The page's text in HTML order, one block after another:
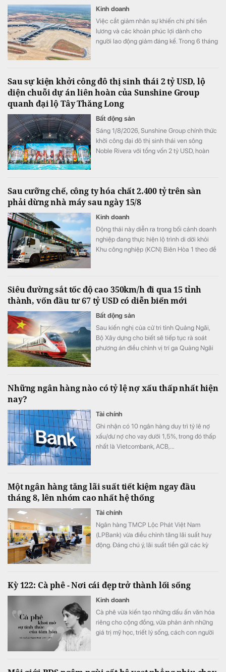
Kinh doanh
Việc cắt giảm nhân sự khiến chi phí tiền
lương và các khoản phúc lợi dành cho
người lao động giảm đáng kể. Trong 6 tháng
Sau sự kiện khởi công đô thị sinh thái 2 tỷ USD, lộ
diện chuỗi dự án liên hoàn của Sunshine Group
quanh đại lộ Tây Thăng Long
Bất động sản
Sáng 1/8/2026, Sunshine Group chính thức
khởi công đại đô thị sinh thái ven sông
Noble Rivera với tổng vốn 2 tỷ USD, hoàn
Sau cưỡng chế, công ty hóa chất 2.400 tỷ trên sàn
phải dừng nhà máy sau ngày 15/8
Kinh doanh
Động thái này diễn ra trong bối cảnh doanh
nghiệp đang thực hiện lộ trình di dời khỏi
Khu công nghiệp (KCN) Biên Hòa 1 theo đề
Siêu đường sắt tốc độ cao 350km/h đi qua 15 tỉnh
thành, vốn đầu tư 67 tỷ USD có diễn biến mới
Bất động sản
Sau kiến nghị của cử tri tỉnh Quảng Ngãi,
Bộ Xây dựng cho biết sẽ tiếp tục rà soát
phương án điều chỉnh vị trí ga Quảng Ngãi
Những ngân hàng nào có tỷ lệ nợ xấu thấp nhất hiện
nay?
Tài chính
Ghi nhận có 10 ngân hàng duy trì tỷ lê nợ
xấu/dư nợ cho vay dưới 1,5%, trong đó thấp
nhất là Vietcombank, ACB,...
Một ngân hàng tăng lãi suất tiết kiệm ngay đầu
tháng 8, lên nhóm cao nhất hệ thống
Tài chính
Ngân hàng TMCP Lộc Phát Việt Nam
(LPBank) vừa điều chỉnh tăng lãi suất huy
động. Đáng chú ý, lãi suất tiền gửi các kỳ
7,3%/năm.
Kỳ 122: Cà phê - Nơi cái đẹp trở thành lối sống
Kinh doanh
Cà phê vừa kiến tạo những dấu ấn văn hóa
riêng cho cộng đồng, vừa phản ánh những
giá trị mỹ học, triết lý sống, cách con người